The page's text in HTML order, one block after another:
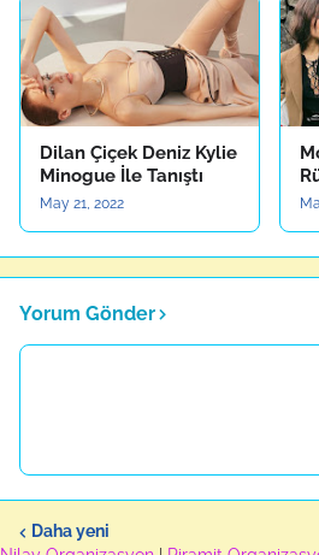
Dilan Çiçek Deniz Kylie
Minogue İle Tanıştı
May 21, 2022
Yorum Gönder
Daha yeni